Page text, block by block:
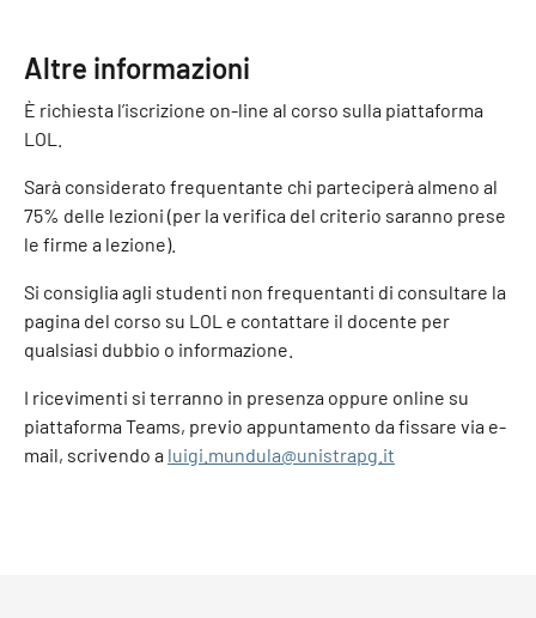
Altre informazioni
È richiesta l’iscrizione on-line al corso sulla piattaforma
LOL.
Sarà considerato frequentante chi parteciperà almeno al
75% delle lezioni (per la verifica del criterio saranno prese
le firme a lezione).
Si consiglia agli studenti non frequentanti di consultare la
pagina del corso su LOL e contattare il docente per
qualsiasi dubbio o informazione.
I ricevimenti si terranno in presenza oppure online su
piattaforma Teams, previo appuntamento da fissare via e-
mail, scrivendo a luigi.mundula@unistrapg.it